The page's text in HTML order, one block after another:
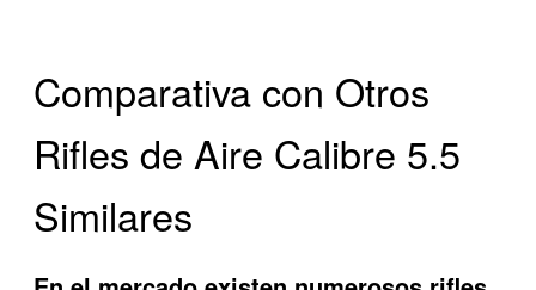
Comparativa con Otros
Rifles de Aire Calibre 5.5
Similares